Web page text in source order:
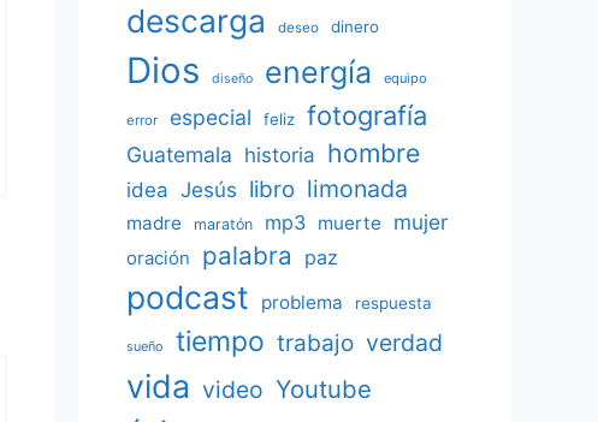
descarga deseo dinero
Dios diseño energía equipo
error especial feliz fotografía
Guatemala historia hombre
idea Jesús libro limonada
madre maratón mp3 muerte mujer
oración palabra paz
podcast problema respuesta
sueño tiempo trabajo verdad
vida video Youtube